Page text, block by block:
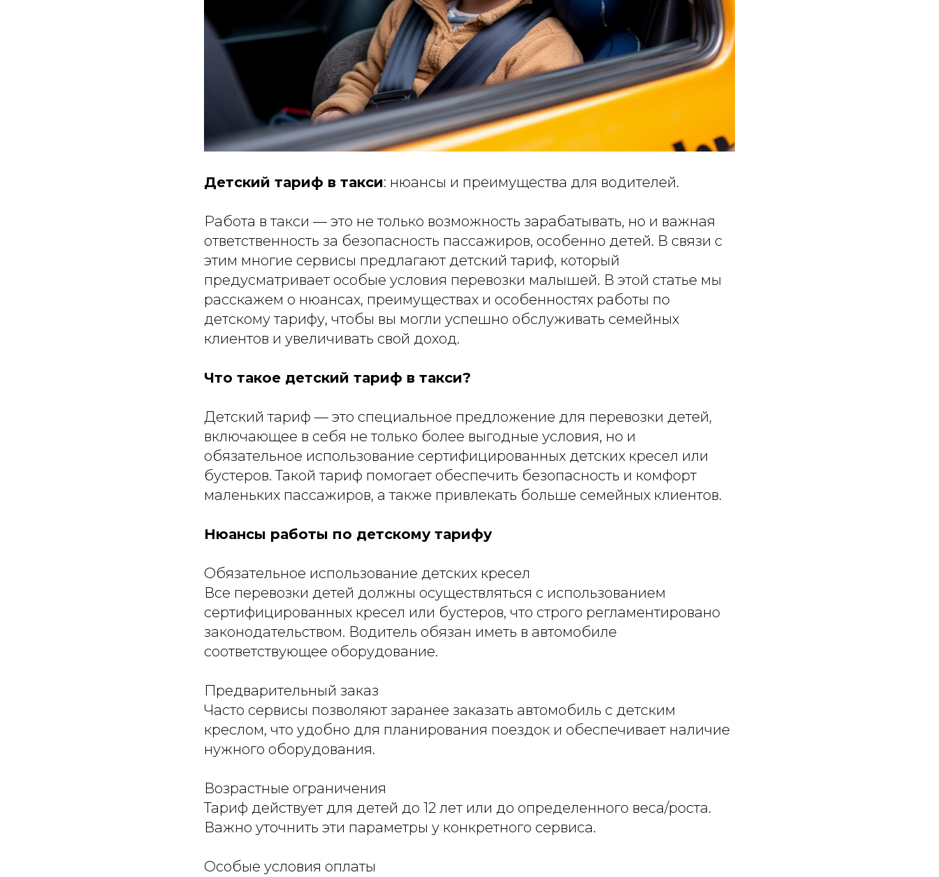
Детский тариф в такси: нюансы и преимущества для водителей.
Работа в такси — это не только возможность зарабатывать, но и важная
ответственность за безопасность пассажиров, особенно детей. В связи с
этим многие сервисы предлагают детский тариф, который
предусматривает особые условия перевозки малышей. В этой статье мы
расскажем о нюансах, преимуществах и особенностях работы по
детскому тарифу, чтобы вы могли успешно обслуживать семейных
клиентов и увеличивать свой доход.
Что такое детский тариф в такси?
Детский тариф — это специальное предложение для перевозки детей,
включающее в себя не только более выгодные условия, но и
обязательное использование сертифицированных детских кресел или
бустеров. Такой тариф помогает обеспечить безопасность и комфорт
маленьких пассажиров, а также привлекать больше семейных клиентов.
Нюансы работы по детскому тарифу
Обязательное использование детских кресел
Все перевозки детей должны осуществляться с использованием
сертифицированных кресел или бустеров, что строго регламентировано
законодательством. Водитель обязан иметь в автомобиле
соответствующее оборудование.
Предварительный заказ
Часто сервисы позволяют заранее заказать автомобиль с детским
креслом, что удобно для планирования поездок и обеспечивает наличие
нужного оборудования.
Возрастные ограничения
Тариф действует для детей до 12 лет или до определенного веса/роста.
Важно уточнить эти параметры у конкретного сервиса.
Особые условия оплаты